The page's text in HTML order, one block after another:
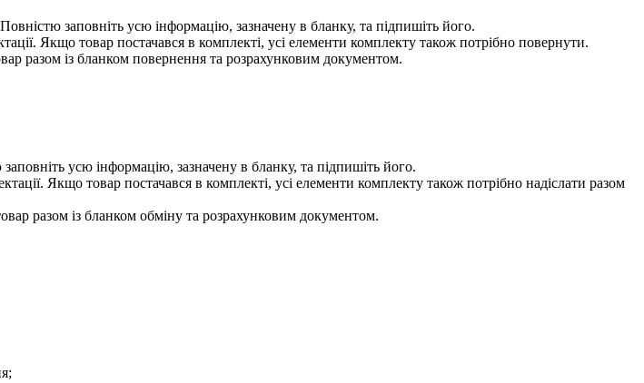
заповніть усю інформацію, зазначену в бланку, та підпишіть його.
Якщо товар постачався в комплекті, усі елементи комплекту також потрібно повернути.
разом із бланком повернення та розрахунковим документом.
усю інформацію, зазначену в бланку, та підпишіть його.
Якщо товар постачався в комплекті, усі елементи комплекту також потрібно надіслати разом
разом із бланком обміну та розрахунковим документом.